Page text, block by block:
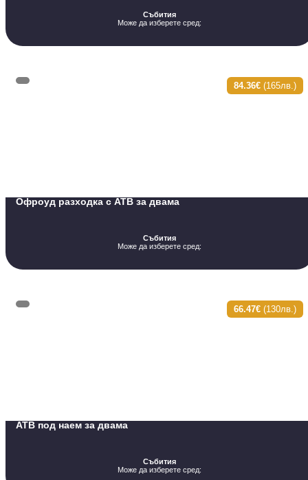
Събития
Може да изберете сред:
84.36€ (165лв.)
Офроуд разходка с АТВ за двама
Събития
Може да изберете сред:
66.47€ (130лв.)
АТВ под наем за двама
Събития
Може да изберете сред: